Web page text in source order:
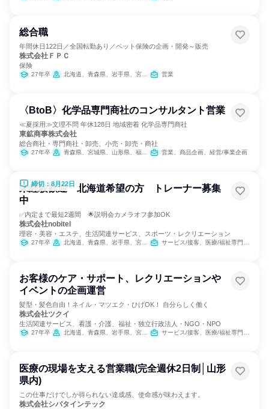
総合職
年間休日122日／全国転勤あり／ペット保険の企画・開発～販売
株式会社ＦＰＣ
保険
27年卒 北海道、青森県、岩手県、宮城県、秋田県、山形県、福島県、茨城県、栃木県、群馬県、埼玉県、千葉県、東京都、神奈川県、新潟県、富山県、石川県、福井県、山梨県、長野県、岐阜県、静岡県、愛知県、三重県、滋賀県、京都府、大阪府、兵庫県、奈良県、和歌山県、鳥取県、島根県、岡山県、広島県、山口県、徳島県、香川県、愛媛県、高知県、福岡県、佐賀県、長崎県、熊本県、大分県、宮崎県、鹿児島県、沖縄県 営業
〈BtoB〉化学品専門商社のコンサルタント営業
≪夏採用≫文理不問 年休128日 地域密着 化学品専門商社
東鉱商事株式会社
総合商社・専門商社・卸売、小売・卸売・商社
27年卒 青森県、宮城県、山形県、福島県、茨城県、栃木県、群馬県、千葉県、東京都 営業、商品企画、経営/事業企画
締切：8月22日
未経験歓迎 北海道希望の方 トレーナー募集
中
✅内定まで最短2週間 🌟説明会カメラオフ参加OK
株式会社nobitel
理容・美容・エステ、生活関連サービス、スポーツ・レクリエーション
27年卒 北海道、青森県、岩手県、宮城県、秋田県、山形県、福島県、茨城県、栃木県、群馬県、埼玉県、千葉県、東京都、神奈川県、新潟県、富山県、石川県、福井県、山梨県、長野県、岐阜県、静岡県、愛知県、三重県、滋賀県、京都府、大阪府、兵庫県、奈良県、和歌山県、鳥取県、島根県、岡山県、広島県、山口県、徳島県、香川県、愛媛県、高知県、福岡県、佐賀県、長崎県、熊本県、大分県、宮崎県、鹿児島県、沖縄県 サービス/接客、医療/福祉専門職、教育/保育専門職、小売販売/流通
お客様のケア・サポート、レクリエーションや
イベントの企画運営
髪型・髪色自由！ネイル・マツエク・ひげOK！ 自分らしく働く
株式会社ツクイ
生活関連サービス、看護・介護、福祉・独立行政法人・NGO・NPO
27年卒 北海道、青森県、岩手県、宮城県、秋田県、山形県、福島県、茨城県、栃木県、群馬県、埼玉県、千葉県、東京都、神奈川県、新潟県、富山県、石川県、福井県、山梨県、長野県、岐阜県、静岡県、愛知県、三重県、滋賀県、京都府、大阪府、兵庫県、奈良県、和歌山県、鳥取県、島根県、岡山県、広島県、山口県、徳島県、香川県、愛媛県、高知県、福岡県、佐賀県、長崎県、熊本県、大分県、宮崎県、鹿児島県、沖縄県 サービス/接客、医療/福祉専門職、経営/事業企画
医療の現場を支える営業職(完全週休2日制│山形
県内)
この仕事だけでしか得られない達成感、使命感が味わえます。
株式会社シバタインテック